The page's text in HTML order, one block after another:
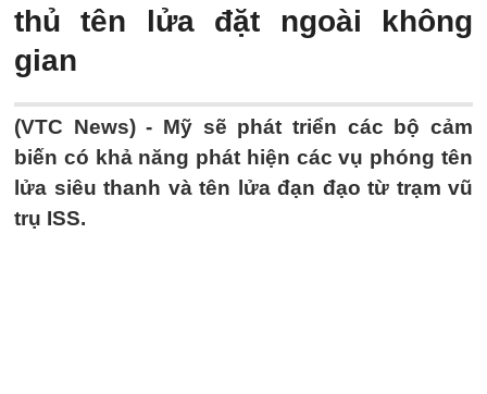
thủ tên lửa đặt ngoài không
gian
(VTC News) - Mỹ sẽ phát triển các bộ cảm
biến có khả năng phát hiện các vụ phóng tên
lửa siêu thanh và tên lửa đạn đạo từ trạm vũ
trụ ISS.